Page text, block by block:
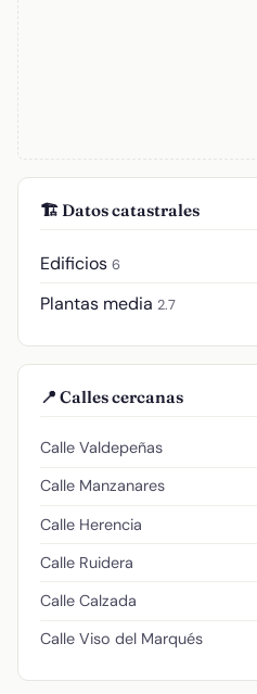
🏗️ Datos catastrales
Edificios 6
Plantas media 2.7
📍 Calles cercanas
Calle Valdepeñas
Calle Manzanares
Calle Herencia
Calle Ruidera
Calle Calzada
Calle Viso del Marqués